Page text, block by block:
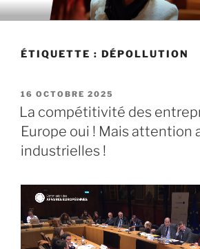
Aller
au
principal
ÉTIQUETTE : DÉPOLLUTION
PUBLIÉ
LE
16 OCTOBRE 2025
La compétitivité des
Europe oui ! Mais attention
industrielles !